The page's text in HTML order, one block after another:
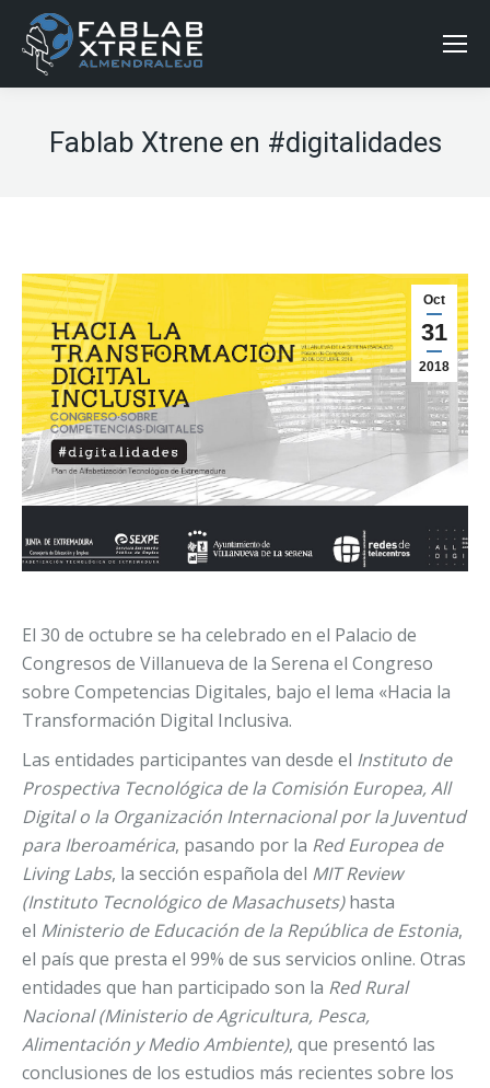
Fablab Xtrene en #digitalidades
Oct
31
2018
El 30 de octubre se ha celebrado en el Palacio de
Congresos de Villanueva de la Serena el Congreso
sobre Competencias Digitales, bajo el lema «Hacia la
Transformación Digital Inclusiva.
Las entidades participantes van desde el Instituto de
Prospectiva Tecnológica de la Comisión Europea, All
Digital o la Organización Internacional por la Juventud
para Iberoamérica, pasando por la Red Europea de
Living Labs, la sección española del MIT Review
(Instituto Tecnológico de Masachusets)hasta
el Ministerio de Educación de la República de Estonia,
el país que presta el 99% de sus servicios online. Otras
entidades que han participado son la Red Rural
Nacional (Ministerio de Agricultura, Pesca,
Alimentación y Medio Ambiente), que presentó las
conclusiones de los estudios más recientes sobre los